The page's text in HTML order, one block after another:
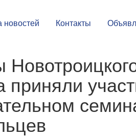
новостей Контакты
приняли